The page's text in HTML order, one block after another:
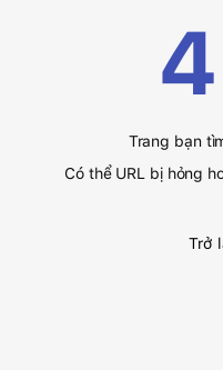
Trang bạn
Có thể URL bị hỏng
Trở